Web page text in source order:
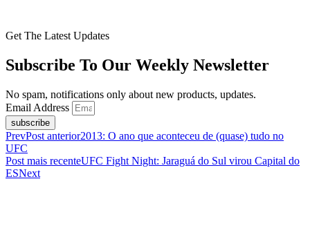
Get The Latest Updates
Subscribe To Our Weekly Newsletter
No spam, notifications only about new products, updates.
Email Address
subscribe
PrevPost anterior2013: O ano que aconteceu de (quase) tudo no
UFC
Post mais recenteUFC Fight Night: Jaraguá do Sul virou Capital do
ESNext